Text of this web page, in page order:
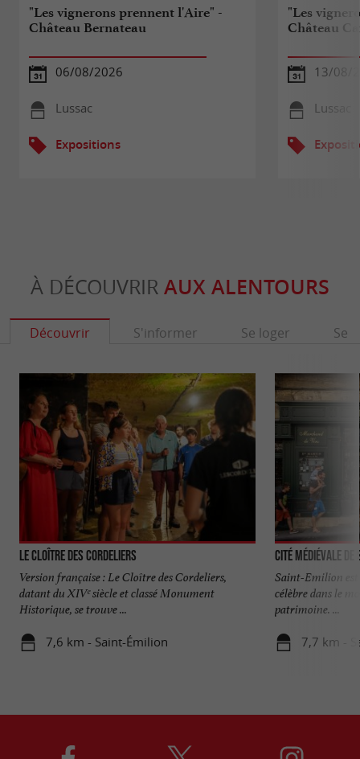
"Les vignerons prennent l'Aire" -
Château Bernateau
06/08/2026
Lussac
Expositions
"Les
Château
13/08/
Lussac
À DÉCOUVRIR AUX ALENTOURS
Découvrir S'informer Se loger Se
Le Cloître des Cordeliers
Version française : Le Cloître des Cordeliers,
datant du XIVᵉ siècle et classé Monument
Historique, se trouve ...
7,6 km - Saint-Émilion
Cité médiévale
Saint-Emilion est
célèbre dans le
patrimoine. ...
7,7 km -